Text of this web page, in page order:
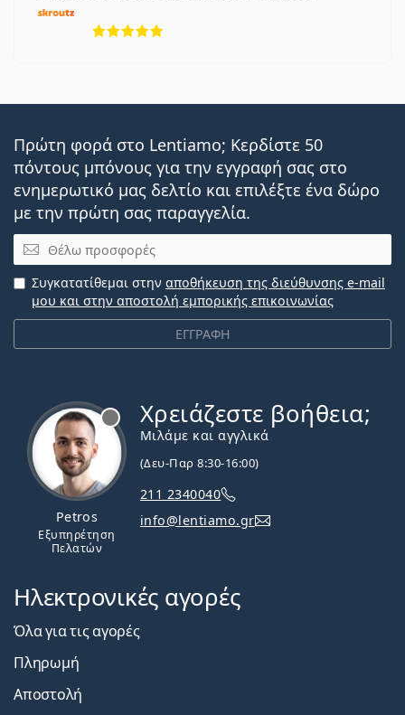
Πρώτη φορά στο Lentiamo; Κερδίστε 50
πόντους μπόνους για την εγγραφή σας στο
ενημερωτικό μας δελτίο και επιλέξτε ένα δώρο
με την πρώτη σας παραγγελία.
Email
ΕΓΓΡΑΦΗ
Συγκατατίθεμαι στην αποθήκευση της διεύθυνσης e-mail
μου και στην αποστολή εμπορικής επικοινωνίας
Petros
Εξυπηρέτηση
Πελατών
Χρειάζεστε βοήθεια;
Μιλάμε και αγγλικά
(Δευ-Παρ 8:30-16:00)
211 2340040
info@lentiamo.gr
Ηλεκτρονικές αγορές
Όλα για τις αγορές
Πληρωμή
Αποστολή